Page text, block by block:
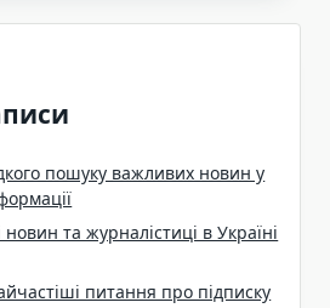
пошуку важливих новин у
та журналістиці в Україні
питання про підписку